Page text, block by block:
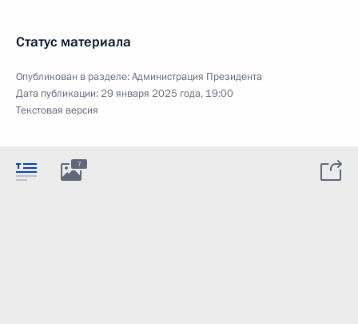
Статус материала
Опубликован в разделе:Администрация Президента
Дата публикации:29 января 2025 года, 19:00
Текстовая версия
7